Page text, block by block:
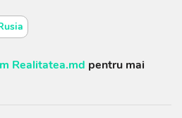
Realitatea.md pentru mai